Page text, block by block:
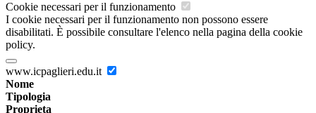
Cookie necessari per il funzionamento
I cookie necessari per il funzionamento non possono essere
disabilitati. È possibile consultare l'elenco nella pagina della cookie
policy.
www.icpaglieri.edu.it
Nome
Tipologia
Proprieta